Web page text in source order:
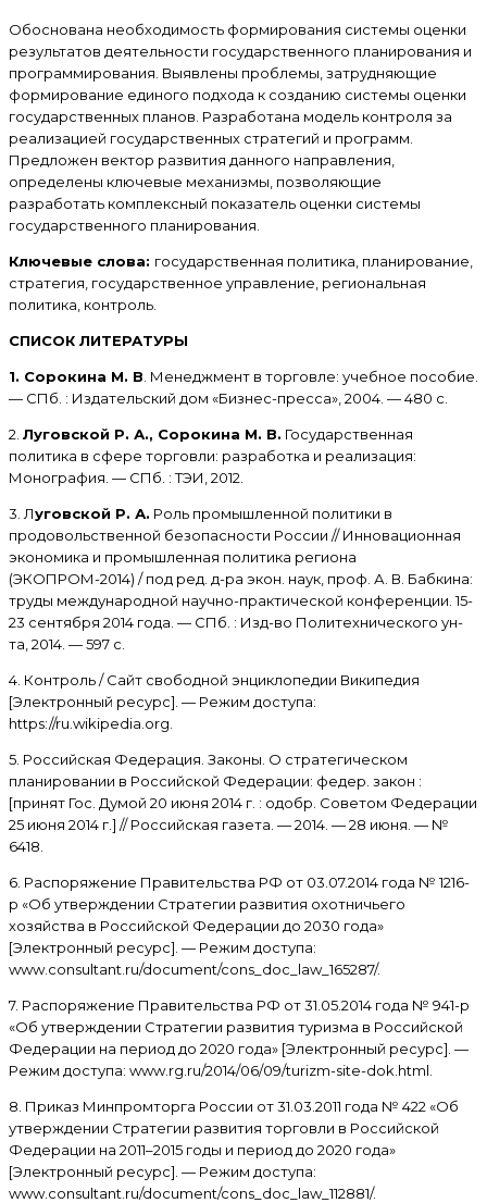
Обоснована необходимость формирования системы оценки
результатов деятельности государственного планирования и
программирования. Выявлены проблемы, затрудняющие
формирование единого подхода к созданию системы оценки
государственных планов. Разработана модель контроля за
реализацией государственных стратегий и программ.
Предложен вектор развития данного направления,
определены ключевые механизмы, позволяющие
разработать комплексный показатель оценки системы
государственного планирования.
Ключевые слова: государственная политика, планирование,
стратегия, государственное управление, региональная
политика, контроль.
СПИСОК ЛИТЕРАТУРЫ
1. Сорокина М. В . Менеджмент в торговле: учебное пособие.
— СПб. : Издательский дом «Бизнес-пресса», 2004. — 480 с.
2. Луговской Р. А., Сорокина М. В. Государственная
политика в сфере торговли: разработка и реализация:
Монография. — СПб. : ТЭИ, 2012.
3. Луговской Р. А. Роль промышленной политики в
продовольственной безопасности России // Инновационная
экономика и промышленная политика региона
(ЭКОПРОМ-2014) / под ред. д-ра экон. наук, проф. А. В. Бабкина:
труды международной научно-практической конференции. 15-
23 сентября 2014 года. — СПб. : Изд-во Политехнического ун-
та, 2014. — 597 с.
4. Контроль / Сайт свободной энциклопедии Википедия
[Электронный ресурс]. — Режим доступа:
https://ru.wikipedia.org.
5. Российская Федерация. Законы. О стратегическом
планировании в Российской Федерации: федер. закон :
[принят Гос. Думой 20 июня 2014 г. : одобр. Советом Федерации
25 июня 2014 г.] // Российская газета. — 2014. — 28 июня. — №
6418.
6. Распоряжение Правительства РФ от 03.07.2014 года № 1216-
р «Об утверждении Стратегии развития охотничьего
хозяйства в Российской Федерации до 2030 года»
[Электронный ресурс]. — Режим доступа:
www.consultant.ru/document/cons_doc_law_165287/.
7. Распоряжение Правительства РФ от 31.05.2014 года № 941-р
«Об утверждении Стратегии развития туризма в Российской
Федерации на период до 2020 года» [Электронный ресурс]. —
Режим доступа: www.rg.ru/2014/06/09/turizm-site-dok.html.
8. Приказ Минпромторга России от 31.03.2011 года № 422 «Об
утверждении Стратегии развития торговли в Российской
Федерации на 2011–2015 годы и период до 2020 года»
[Электронный ресурс]. — Режим доступа:
www.consultant.ru/document/cons_doc_law_112881/.